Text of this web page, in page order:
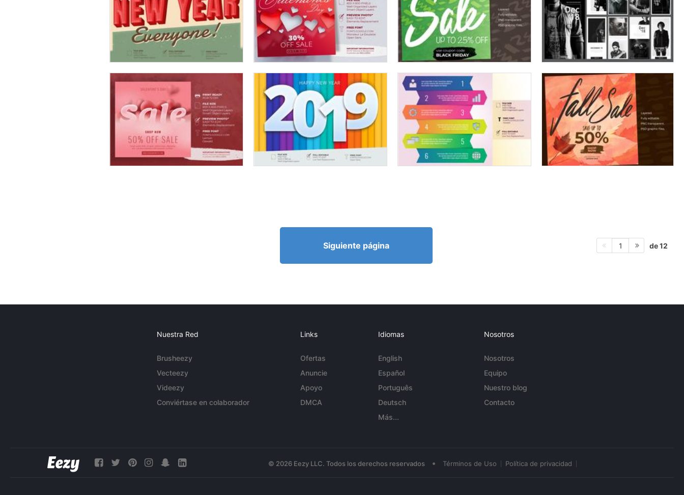
Siguiente página 1 de 12
Nuestra Red
Brusheezy
Vecteezy
Videezy
Conviértase en colaborador
Links
Ofertas
Anuncie
Apoyo
DMCA
Idiomas
English
Español
Português
Deutsch
Más...
Nosotros
Nosotros
Equipo
Nuestro blog
Contacto
© 2026 Eezy LLC. Todos los derechos reservados • Términos de Uso Política de privacidad